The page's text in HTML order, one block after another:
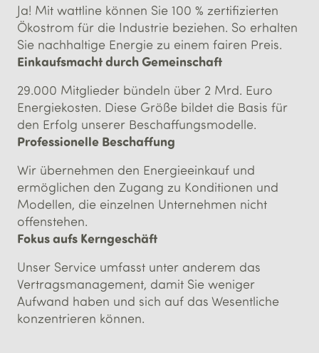
Ja! Mit wattline können Sie 100 % zertifizierten
Ökostrom für die Industrie beziehen. So erhalten
Sie nachhaltige Energie zu einem fairen Preis.
Einkaufs­macht durch Gemein­schaft
29.000 Mitglieder bündeln über 2 Mrd. Euro
Energiekosten. Diese Größe bildet die Basis für
den Erfolg unserer Beschaffungsmodelle.
Professionelle Beschaffung
Wir übernehmen den Energieeinkauf und
ermöglichen den Zugang zu Konditionen und
Modellen, die einzelnen Unternehmen nicht
offenstehen.
Fokus aufs Kerngeschäft
Unser Service umfasst unter anderem das
Vertragsmanagement, damit Sie weniger
Aufwand haben und sich auf das Wesentliche
konzentrieren können.